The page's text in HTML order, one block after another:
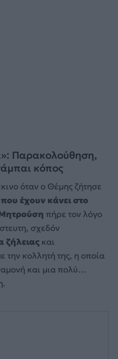
Παρακολούθηση,
κόπος
όταν ο Θέμης ζήτησε
που έχουν κάνει στο
πήρε τον λόγο
σχεδόν
ζήλειας και
την κολλητή της, η οποία
και μια πολύ…